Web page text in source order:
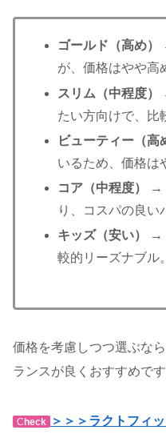
ゴールド（高め）
が、価格はやや高
スリム（中程度）
たい方向けで、比
ビューティー（高
いるため、価格は
コア（中程度）
→
り、コスパの良い
キッズ（安い）
→
較的リーズナブル。
価格を考慮しつつ選ぶなら
ランスが良くおすすめです
C heck ＞＞＞ラクトフィ